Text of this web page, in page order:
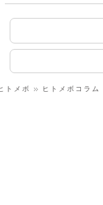
トメボ ヒトメボコラム